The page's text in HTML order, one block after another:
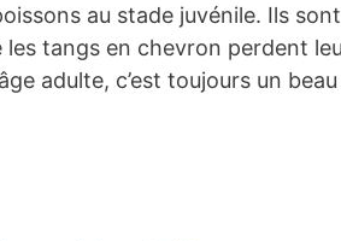
au stade juvénile. Ils
tangs en chevron perdent
adulte, c’est toujours un